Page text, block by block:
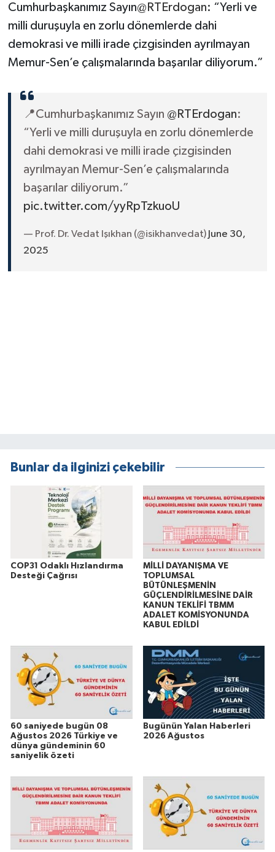
Cumhurbaşkanımız Sayın@RTErdogan: “Yerli ve
milli duruşuyla en zorlu dönemlerde dahi
demokrasi ve milli irade çizgisinden ayrılmayan
Memur-Sen’e çalışmalarında başarılar diliyorum.”
📍Cumhurbaşkanımız Sayın @RTErdogan:
“Yerli ve milli duruşuyla en zorlu dönemlerde
dahi demokrasi ve milli irade çizgisinden
ayrılmayan Memur-Sen’e çalışmalarında
başarılar diliyorum.”
pic.twitter.com/yyRpTzkuoU
— Prof. Dr. Vedat Işıkhan (@isikhanvedat) June 30,
2025
Bunlar da ilginizi çekebilir
COP31 Odaklı Hızlandırma
Desteği Çağrısı
MİLLİ DAYANIŞMA VE
TOPLUMSAL
BÜTÜNLEŞMENİN
GÜÇLENDİRİLMESİNE DAİR
KANUN TEKLİFİ TBMM
ADALET KOMİSYONUNDA
KABUL EDİLDİ
60 saniyede bugün 08
Ağustos 2026 Türkiye ve
dünya gündeminin 60
saniyelik özeti
Bugünün Yalan Haberleri
2026 Ağustos